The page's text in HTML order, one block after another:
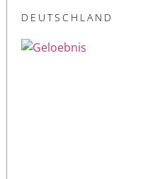
DEUTSCHLAND